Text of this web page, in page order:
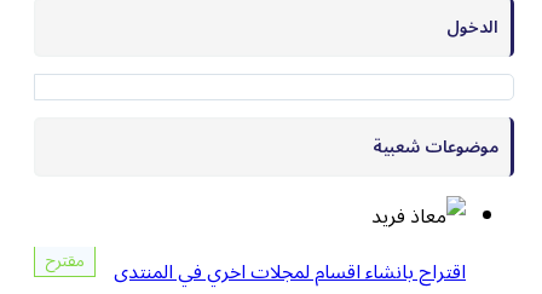
الدخول
موضوعات شعبية
مقترح
اقتراح بانشاء اقسام لمجلات اخري في المنتدى